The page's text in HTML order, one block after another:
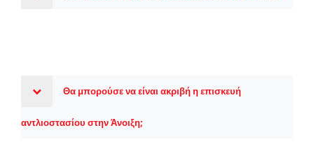
Θα μπορούσε να είναι ακριβή η επισκευή
αντλιοστασίου στην Άνοιξη;